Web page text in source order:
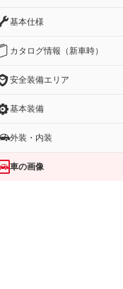
基本仕様
カタログ情報（新車時）
安全装備エリア
基本装備
外装・内装
車の画像